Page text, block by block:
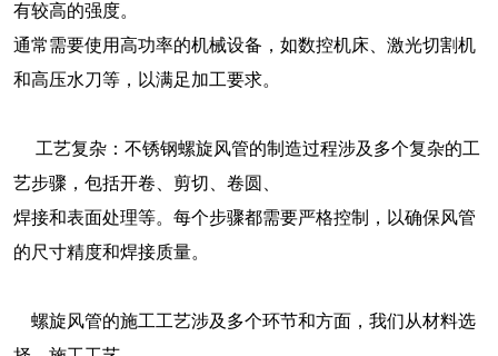
有较高的强度。
通常需要使用高功率的机械设备，如数控机床、激光切割机
和高压水刀等，以满足加工要求。
工艺复杂：不锈钢螺旋风管的制造过程涉及多个复杂的工
艺步骤，包括开卷、剪切、卷圆、
焊接和表面处理等。每个步骤都需要严格控制，以确保风管
的尺寸精度和焊接质量。
螺旋风管的施工工艺涉及多个环节和方面，我们从材料选